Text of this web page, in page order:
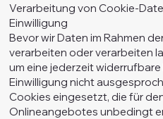
Verarbeitung von Cookie-
Einwilligung
Bevor wir Daten im Rahmen
verarbeiten oder verarbeiten
um eine jederzeit widerrufbare
Einwilligung nicht
Cookies eingesetzt, die für
Onlineangebotes unbedingt